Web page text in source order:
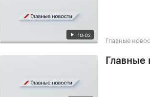
10:02 Главные